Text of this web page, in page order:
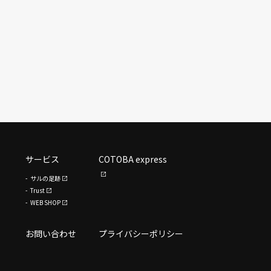
サービス
サルの足跡
Trust
WEB SHOP
COTOBA express
お問い合わせ プライバシーポリシー